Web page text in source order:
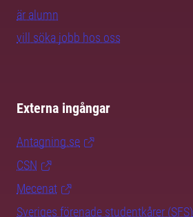
är alumn
vill söka jobb hos oss
Externa ingångar
Antagning.se
CSN
Mecenat
Sveriges förenade studentkårer (SFS)